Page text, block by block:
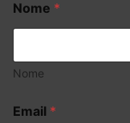
Nome *
Nome
Email *